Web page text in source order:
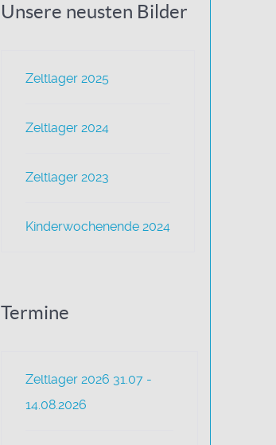
Unsere neusten Bilder
Zeltlager 2025
Zeltlager 2024
Zeltlager 2023
Kinderwochenende 2024
Termine
Zeltlager 2026 31.07 -
14.08.2026